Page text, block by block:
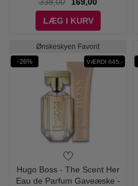
LÆG I KURV
Ønskeskyen Favorit
-26% VÆRDI 645,-
Hugo Boss - The Scent Her
Eau de Parfum Gaveæske -